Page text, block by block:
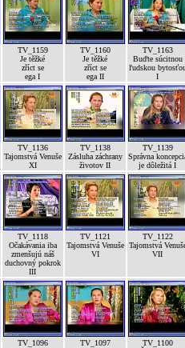
TV_1159
Je těžké
zříct se
ega I
TV_1160
Je těžké
zříct se
ega II
TV_1163
Buďte súcitnou
ľudskou
I
TV_1136
Tajomstvá Venuše
XI
TV_1138
Zásluha záchrany
životov II
TV_1139
Správna
je dôležitá I
TV_1118
Očakávania iba
zmenšujú náš
duchovný pokrok
III
TV_1121
Tajomstvá Venuše
VI
TV_1122
Tajomstvá
VII
TV_1096
TV_1097
TV_1100